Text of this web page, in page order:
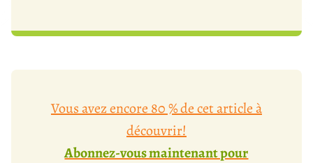
Vous avez encore 80 % de cet article à
découvrir!
Abonnez-vous maintenant pour